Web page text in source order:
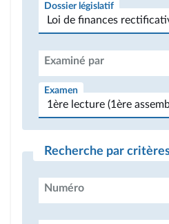
Dossier législatif
Examiné par
Examen
Recherche par
Numéro